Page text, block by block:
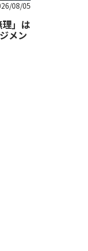
08/05
理」は
メン